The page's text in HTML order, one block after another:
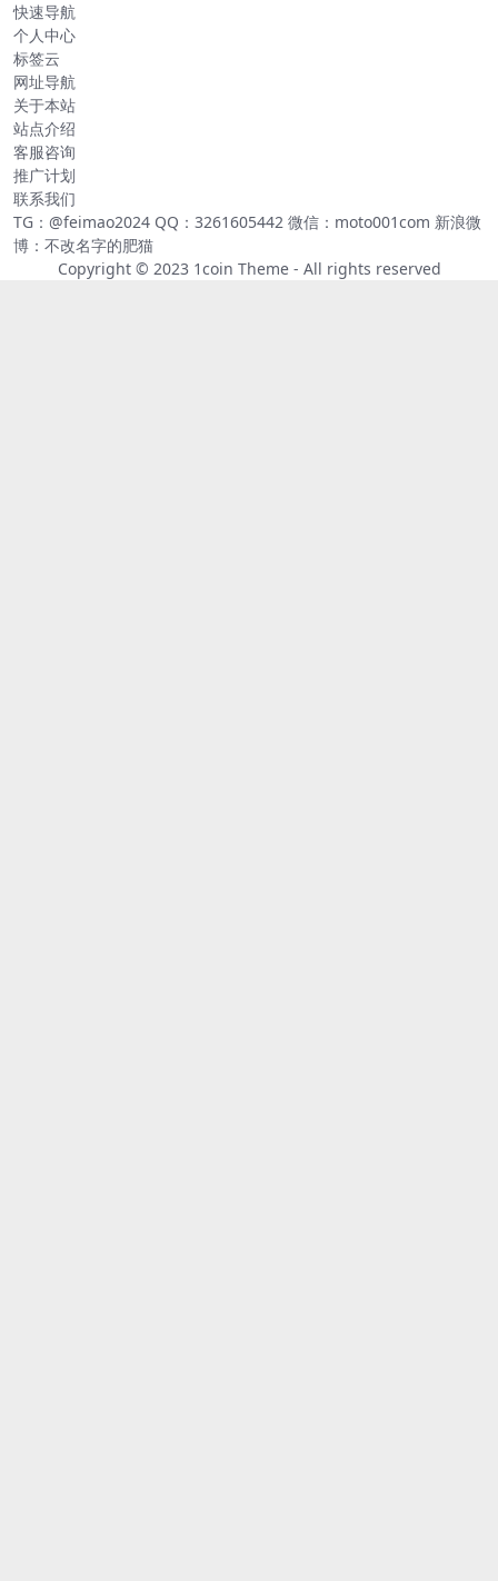
快速导航
个人中心
标签云
网址导航
关于本站
站点介绍
客服咨询
推广计划
联系我们
TG：@feimao2024 QQ：3261605442 微信：moto001com 新浪微
博：不改名字的肥猫
Copyright © 2023 1coin Theme- All rights reserved